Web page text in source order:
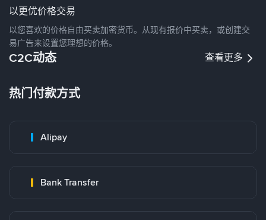
以更优价格交易
以您喜欢的价格自由买卖加密货币。从现有报价中买卖，或创建交
易广告来设置您理想的价格。
C2C动态 查看更多
热门付款方式
Alipay
Bank Transfer